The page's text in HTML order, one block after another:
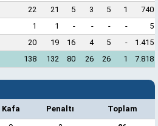
22 21 5 3 5 1
740
1 1 - - - -
5
20 19 16 4 5 -
1.415
138 132 80 26 26 1 7.818
Kafa Penaltı
Toplam